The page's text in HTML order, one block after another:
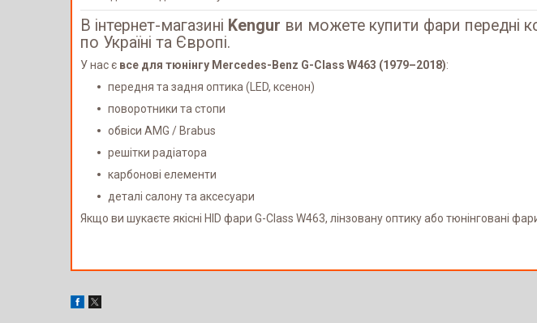
В інтернет-магазині Kengur ви можете купити фари передні
по Україні та Європі.
У нас є все для тюнінгу Mercedes-Benz G-Class W463 (1979–2018):
передня та задня оптика (LED, ксенон)
поворотники та стопи
обвіси AMG / Brabus
решітки радіатора
карбонові елементи
деталі салону та аксесуари
Якщо ви шукаєте якісні HID фари G-Class W463, лінзовану оптику або тюнінговані